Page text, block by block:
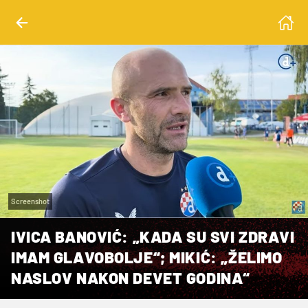
Screenshot
IVICA BANOVIĆ: „KADA SU SVI ZDRAVI
IMAM GLAVOBOLJE“; MIKIĆ: „ŽELIMO
NASLOV NAKON DEVET GODINA“